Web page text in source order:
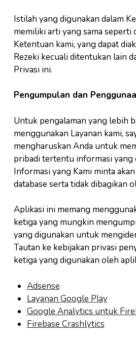
Istilah yang digunakan dalam
memiliki arti yang sama seperti
Ketentuan kami, yang dapat
Rezeki kecuali ditentukan lain
Privasi ini.
Pengumpulan dan
Untuk pengalaman yang lebih
menggunakan Layanan kami,
mengharuskan Anda untuk
pribadi tertentu informasi yang
Informasi yang Kami minta
database serta tidak dibagikan
Aplikasi ini memang
ketiga yang mungkin
yang digunakan untuk
Tautan ke kebijakan privasi
ketiga yang digunakan oleh
Adsense
Layanan Google Play
Google Analytics untuk
Firebase Crashlytics